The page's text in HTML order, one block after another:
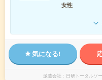
女性
気になる!
派遣会社 日研トータルソ